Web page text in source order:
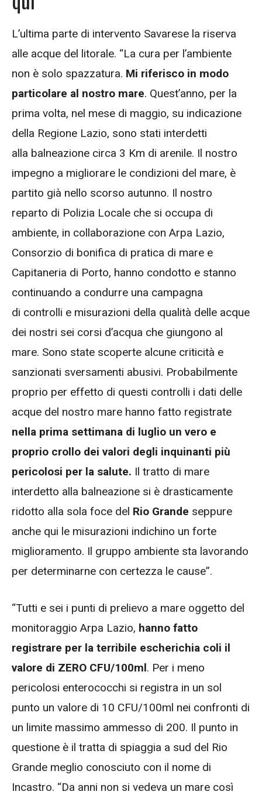
L’ultima parte di intervento Savarese la riserva
alle acque del litorale. “La cura per l’ambiente
non è solo spazzatura. Mi riferisco in modo
particolare al nostro mare. Quest’anno, per la
prima volta, nel mese di maggio, su indicazione
della Regione Lazio, sono stati interdetti
alla balneazione circa 3 Km di arenile. Il nostro
impegno a migliorare le condizioni del mare, è
partito già nello scorso autunno. Il nostro
reparto di Polizia Locale che si occupa di
ambiente, in collaborazione con Arpa Lazio,
Consorzio di bonifica di pratica di mare e
Capitaneria di Porto, hanno condotto e stanno
continuando a condurre una campagna
di controlli e misurazioni della qualità delle acque
dei nostri sei corsi d’acqua che giungono al
mare. Sono state scoperte alcune criticità e
sanzionati sversamenti abusivi. Probabilmente
proprio per effetto di questi controlli i dati delle
acque del nostro mare hanno fatto registrate
nella prima settimana di luglio un vero e
proprio crollo dei valori degli inquinanti più
pericolosi per la salute. Il tratto di mare
interdetto alla balneazione si è drasticamente
ridotto alla sola foce del Rio Grande seppure
anche qui le misurazioni indichino un forte
miglioramento. Il gruppo ambiente sta lavorando
per determinarne con certezza le cause”.
“Tutti e sei i punti di prelievo a mare oggetto del
monitoraggio Arpa Lazio, hanno fatto
registrare per la terribile escherichia coli il
valore di ZERO CFU/100ml. Per i meno
pericolosi enterococchi si registra in un sol
punto un valore di 10 CFU/100ml nei confronti di
un limite massimo ammesso di 200. Il punto in
questione è il tratta di spiaggia a sud del Rio
Grande meglio conosciuto con il nome di
Incastro. “Da anni non si vedeva un mare così